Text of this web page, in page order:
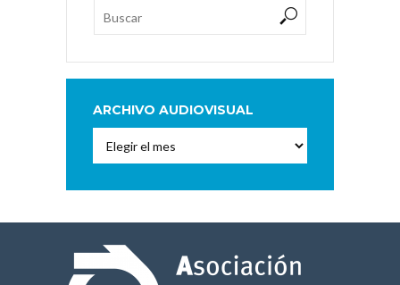
ARCHIVO AUDIOVISUAL
Audiovisual